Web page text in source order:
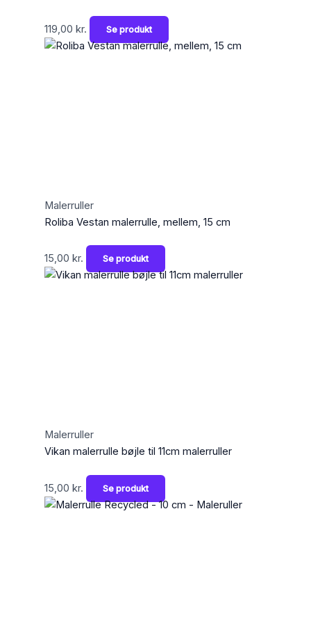
119,00 kr. Se produkt
Malerruller
Roliba Vestan malerrulle, mellem, 15 cm
15,00 kr. Se produkt
Malerruller
Vikan malerrulle bøjle til 11cm malerruller
15,00 kr. Se produkt